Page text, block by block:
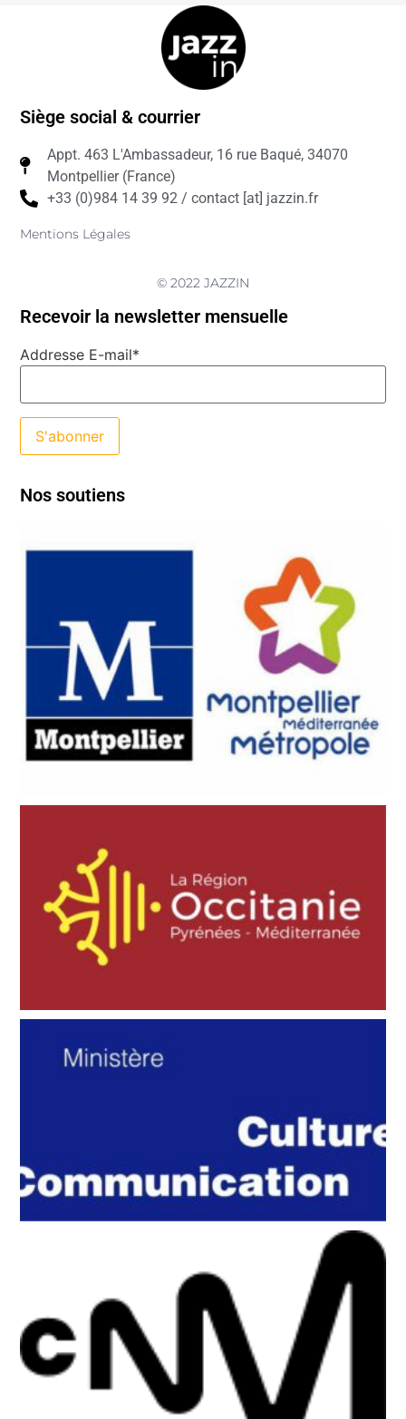
Siège social & courrier
Appt. 463 L'Ambassadeur, 16 rue Baqué, 34070
Montpellier (France)
+33 (0)984 14 39 92 / contact [at] jazzin.fr
Mentions Légales
© 2022 JAZZIN
Recevoir la newsletter mensuelle
Addresse E-mail*
Nos soutiens